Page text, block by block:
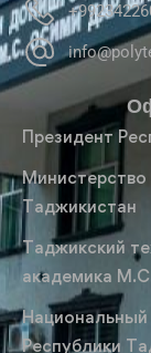
Президент
Министерство
Таджикистан
Таджикский
академика
Национальный
Республики